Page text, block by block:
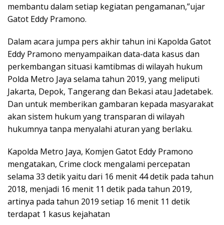
membantu dalam setiap kegiatan pengamanan,”ujar
Gatot Eddy Pramono.
Dalam acara jumpa pers akhir tahun ini Kapolda Gatot
Eddy Pramono menyampaikan data-data kasus dan
perkembangan situasi kamtibmas di wilayah hukum
Polda Metro Jaya selama tahun 2019, yang meliputi
Jakarta, Depok, Tangerang dan Bekasi atau Jadetabek.
Dan untuk memberikan gambaran kepada masyarakat
akan sistem hukum yang transparan di wilayah
hukumnya tanpa menyalahi aturan yang berlaku.
Kapolda Metro Jaya, Komjen Gatot Eddy Pramono
mengatakan, Crime clock mengalami percepatan
selama 33 detik yaitu dari 16 menit 44 detik pada tahun
2018, menjadi 16 menit 11 detik pada tahun 2019,
artinya pada tahun 2019 setiap 16 menit 11 detik
terdapat 1 kasus kejahatan